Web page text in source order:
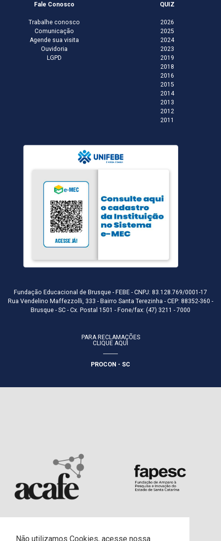
Não utilizamos Cookies, acesse nossa
Fale Conosco
Trabalhe conosco
Comunicação
Agende sua visita
Ouvidoria
LGPD
QUIZ
2026
2025
2024
2023
2019
2018
2016
2015
2014
2013
2012
2011
Fundação Educacional de Brusque - FEBE - CNPJ: 83.128.769/0001-17
Rua Vendelino Maffezzolli, 333 - Bairro Santa Terezinha - CEP: 88352-360 -
Brusque - SC - Cx. Postal 1501 - Fone/fax: (47) 3211 - 7000
PARA RECLAMAÇÕES
CLIQUE AQUI
PROCON - SC